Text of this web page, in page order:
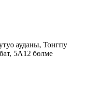
ауданы, Тонгпу
5А12 бөлме